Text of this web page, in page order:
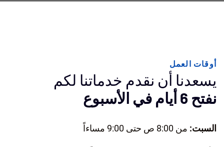
أوقات العمل
يسعدنا أن نقدم خدماتنا لكم
نفتح 6 أيام في الأسبوع
السبت: من 8:00 ص حتى 9:00 مساءاً